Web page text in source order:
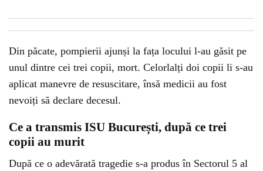
Din păcate, pompierii ajunși la fața locului l-au găsit pe
unul dintre cei trei copii, mort. Celorlalți doi copii li s-au
aplicat manevre de resuscitare, însă medicii au fost
nevoiți să declare decesul.
Ce a transmis ISU București, după ce trei
copii au murit
După ce o adevărată tragedie s-a produs în Sectorul 5 al